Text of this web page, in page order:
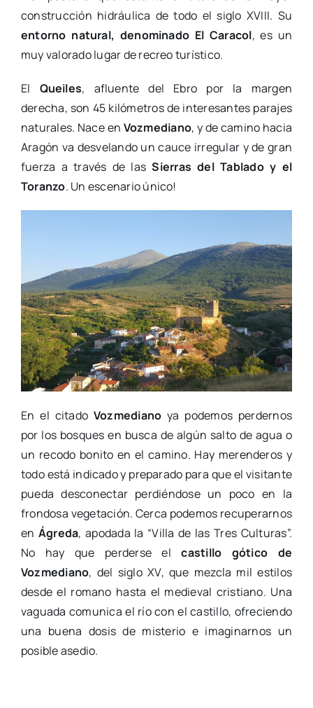
construcción hidráulica de todo el siglo XVIII. Su
entorno natural, denominado El Caracol, es un
muy valorado lugar de recreo turístico.
El Queiles, afluente del Ebro por la margen
derecha, son 45 kilómetros de interesantes parajes
naturales. Nace en Vozmediano, y de camino hacia
Aragón va desvelando un cauce irregular y de gran
fuerza a través de lasSierras del Tablado y el
Toranzo. Un escenario único!
En el citado Vozmediano ya podemos perdernos
por los bosques en busca de algún salto de agua o
un recodo bonito en el camino. Hay merenderos y
todo está indicado y preparado para que el visitante
pueda desconectar perdiéndose un poco en la
frondosa vegetación. Cerca podemos recuperarnos
en Ágreda, apodada la “Villa de las Tres Culturas”.
No hay que perderse elcastillo gótico de
Vozmediano, del siglo XV, que mezcla mil estilos
desde el romano hasta el medieval cristiano. Una
vaguada comunica el río con el castillo, ofreciendo
una buena dosis de misterio e imaginarnos un
posible asedio.